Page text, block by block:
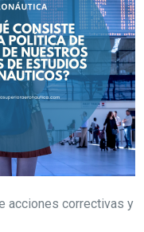
acciones correctivas y